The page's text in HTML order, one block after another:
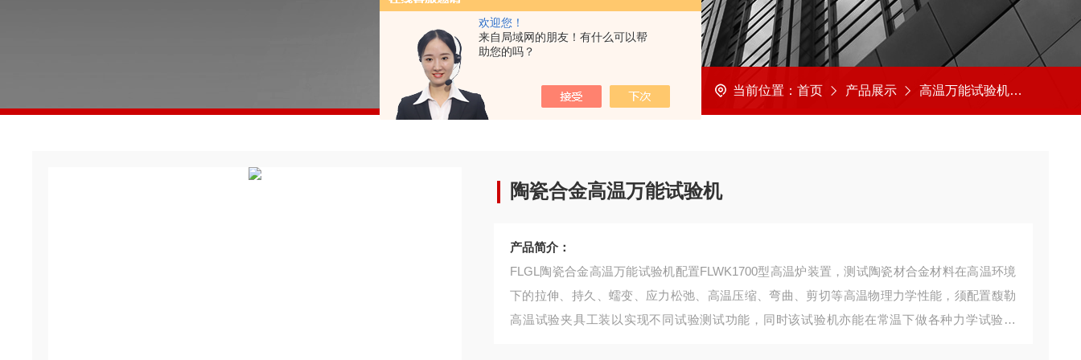
欢迎您！
来自局域网的朋友！有什么可以帮
助您的吗？
当前位置： 首页 产品展示 高温万能试验机
陶瓷合金高温万能试验机
产品简介：
FLGL陶瓷合金高温万能试验机配置FLWK1700型高温炉装置，测试陶瓷材合金材料在高温环境
下的拉伸、持久、蠕变、应力松弛、高温压缩、弯曲、剪切等高温物理力学性能，须配置馥勒
高温试验夹具工装以实现不同试验测试功能，同时该试验机亦能在常温下做各种力学试验测